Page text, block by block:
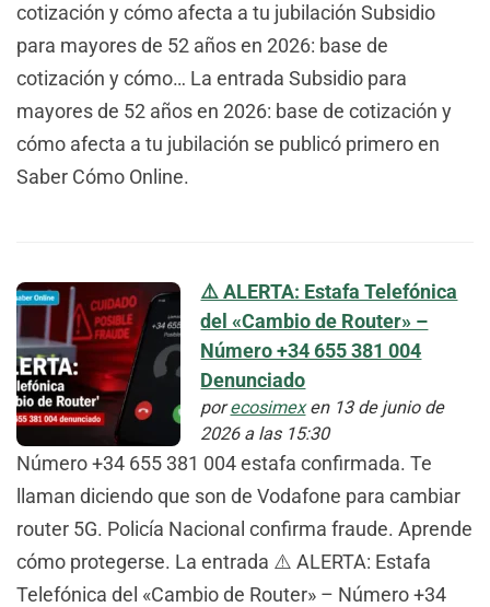
cotización y cómo afecta a tu jubilación Subsidio
para mayores de 52 años en 2026: base de
cotización y cómo… La entrada Subsidio para
mayores de 52 años en 2026: base de cotización y
cómo afecta a tu jubilación se publicó primero en
Saber Cómo Online.
⚠️ ALERTA: Estafa Telefónica
del «Cambio de Router» –
Número +34 655 381 004
Denunciado
porecosimexen 13 de junio de
2026 a las 15:30
Número +34 655 381 004 estafa confirmada. Te
llaman diciendo que son de Vodafone para cambiar
router 5G. Policía Nacional confirma fraude. Aprende
cómo protegerse. La entrada ⚠️ ALERTA: Estafa
Telefónica del «Cambio de Router» – Número +34